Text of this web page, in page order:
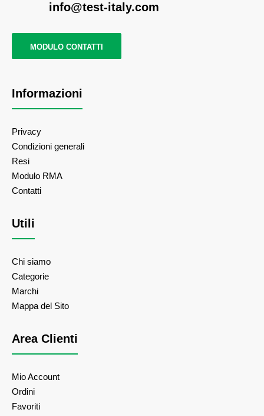
info@test-italy.com
MODULO CONTATTI
Informazioni
Privacy
Condizioni generali
Resi
Modulo RMA
Contatti
Utili
Chi siamo
Categorie
Marchi
Mappa del Sito
Area Clienti
Mio Account
Ordini
Favoriti